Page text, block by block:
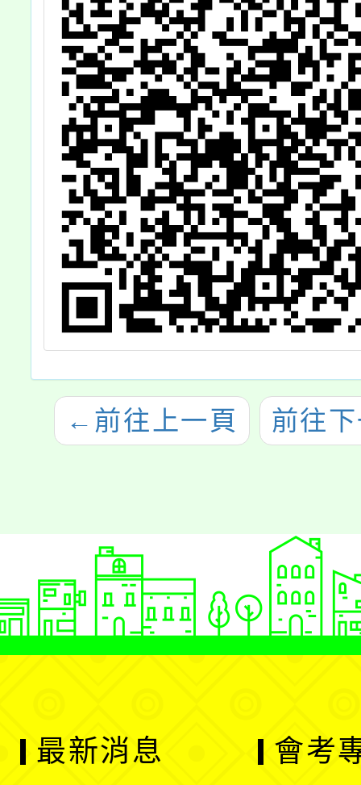
具有豐富兒童大
自然視野的
「INSECT
PARK 昆蟲島互
動樂園」特展一
案供參，請查
照。
← 前往上一頁 前往
最新消息 會考